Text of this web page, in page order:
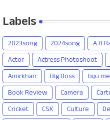
Labels
2023song 2024song A R
Actor
Actress Photoshoot
Amirkhan
Big Boss biju
Book Review
Camera
Cricket
CSK Culture